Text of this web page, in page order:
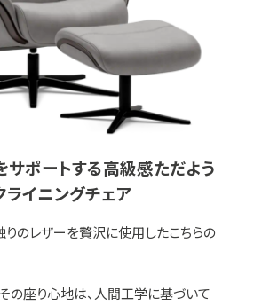
サポートする高級感ただよう
ライニングチェア
のレザーを贅沢に使用したこちらの
の座り心地は、人間工学に基づいて